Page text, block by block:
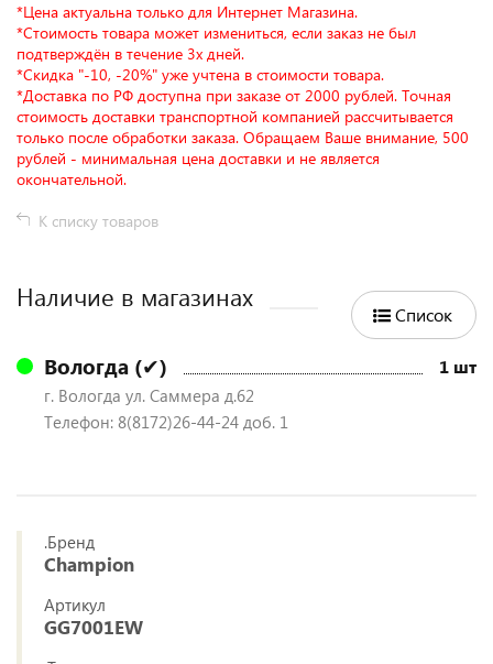
*Цена актуальна только для Интернет Магазина.
*Стоимость товара может измениться, если заказ не был
подтверждён в течение 3х дней.
*Скидка "-10, -20%" уже учтена в стоимости товара.
*Доставка по РФ доступна при заказе от 2000 рублей. Точная
стоимость доставки транспортной компанией рассчитывается
только после обработки заказа. Обращаем Ваше внимание, 500
рублей - минимальная цена доставки и не является
окончательной.
К списку товаров
Наличие в магазинах
Список
Вологда (✔) 1 шт
г. Вологда ул. Саммера д.62
Телефон: 8(8172)26-44-24 доб. 1
.Бренд
Champion
Артикул
GG7001ЕW